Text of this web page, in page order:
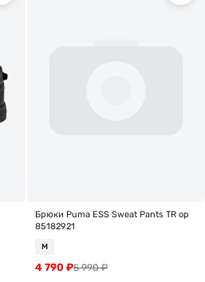
Брюки Puma ESS Sweat Pants TR op
85182921
M
5 990₽
4 790 ₽